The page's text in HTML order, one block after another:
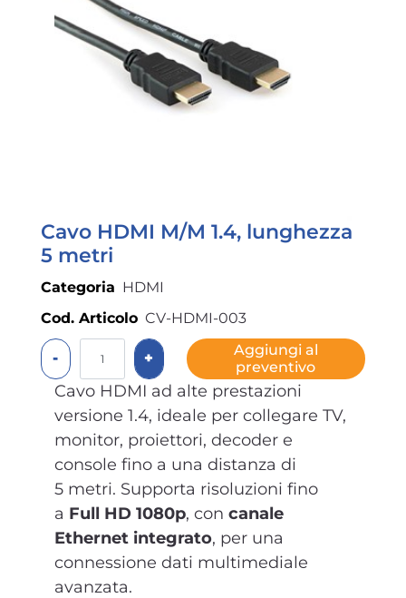
Cavo HDMI M/M 1.4, lunghezza
5 metri
Categoria HDMI
Cod. Articolo CV-HDMI-003
Quantità
Aggiungi al
preventivo
Cavo HDMI ad alte prestazioni
versione 1.4, ideale per collegare TV,
monitor, proiettori, decoder e
console fino a una distanza di
5 metri. Supporta risoluzioni fino
a Full HD 1080p, con canale
Ethernet integrato, per una
connessione dati multimediale
avanzata.